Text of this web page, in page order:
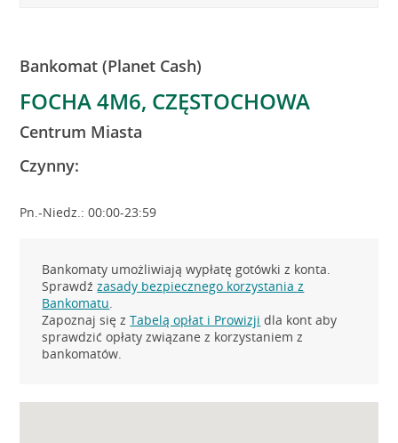
Bankomat (Planet Cash)
FOCHA 4M6, CZĘSTOCHOWA
Centrum Miasta
Czynny:
Pn.-Niedz.: 00:00-23:59
Bankomaty umożliwiają wypłatę gotówki z konta.
Sprawdźzasady bezpiecznego korzystania z
Bankomatu.
Zapoznaj się zTabelą opłat i Prowizji dla kont aby
sprawdzić opłaty związane z korzystaniem z
bankomatów.